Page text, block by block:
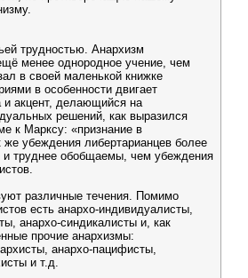
трудностью. Анархизм
менее однородное учение, чем
в своей маленькой книжке
в особенности двигает
и акцент, делающийся на
решений, как выразился
к Марксу: «признание в
же убеждения либертарианцев более
и труднее обобщаемы, чем убеждения
различные течения. Помимо
есть анархо-индивидуалисты,
анархо-синдикалисты и, как
прочие анархизмы:
анархо-пацифисты,
и т.д.